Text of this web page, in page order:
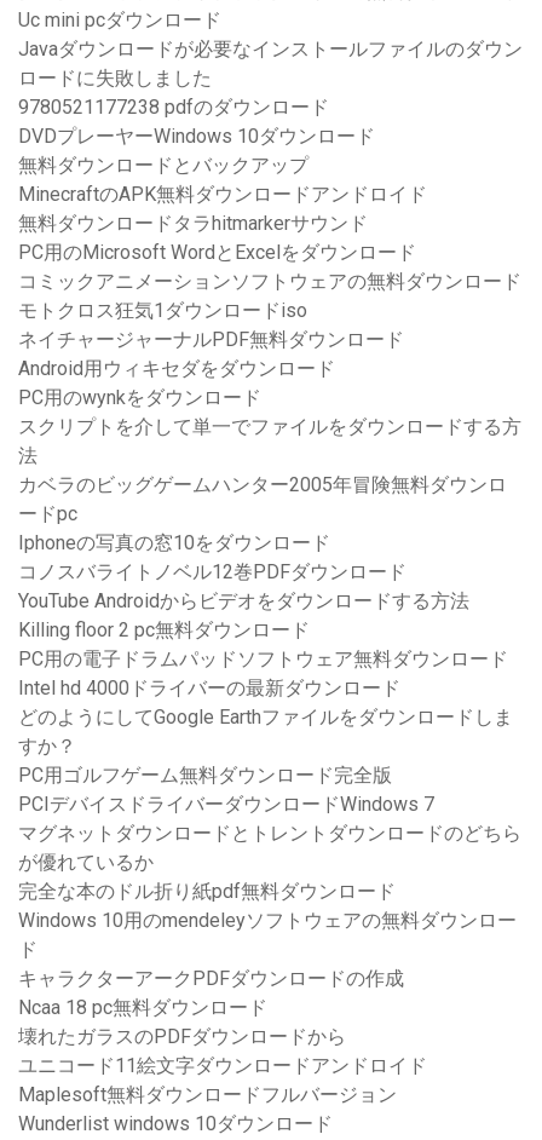
Uc mini pcダウンロード
Javaダウンロードが必要なインストールファイルのダウン
ロードに失敗しました
9780521177238 pdfのダウンロード
DVDプレーヤーWindows 10ダウンロード
無料ダウンロードとバックアップ
MinecraftのAPK無料ダウンロードアンドロイド
無料ダウンロードタラhitmarkerサウンド
PC用のMicrosoft WordとExcelをダウンロード
コミックアニメーションソフトウェアの無料ダウンロード
モトクロス狂気1ダウンロードiso
ネイチャージャーナルPDF無料ダウンロード
Android用ウィキセダをダウンロード
PC用のwynkをダウンロード
スクリプトを介して単一でファイルをダウンロードする方
法
カベラのビッグゲームハンター2005年冒険無料ダウンロ
ードpc
Iphoneの写真の窓10をダウンロード
コノスバライトノベル12巻PDFダウンロード
YouTube Androidからビデオをダウンロードする方法
Killing floor 2 pc無料ダウンロード
PC用の電子ドラムパッドソフトウェア無料ダウンロード
Intel hd 4000ドライバーの最新ダウンロード
どのようにしてGoogle Earthファイルをダウンロードしま
すか？
PC用ゴルフゲーム無料ダウンロード完全版
PCIデバイスドライバーダウンロードWindows 7
マグネットダウンロードとトレントダウンロードのどちら
が優れているか
完全な本のドル折り紙pdf無料ダウンロード
Windows 10用のmendeleyソフトウェアの無料ダウンロー
ド
キャラクターアークPDFダウンロードの作成
Ncaa 18 pc無料ダウンロード
壊れたガラスのPDFダウンロードから
ユニコード11絵文字ダウンロードアンドロイド
Maplesoft無料ダウンロードフルバージョン
Wunderlist windows 10ダウンロード